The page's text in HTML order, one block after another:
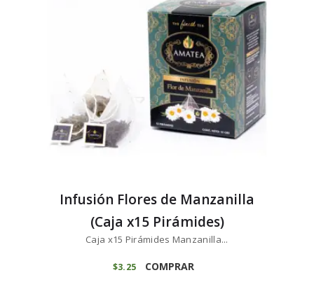
Infusión Flores de Manzanilla
(Caja x15 Pirámides)
Caja x15 Pirámides Manzanilla...
$3 25 COMPRAR